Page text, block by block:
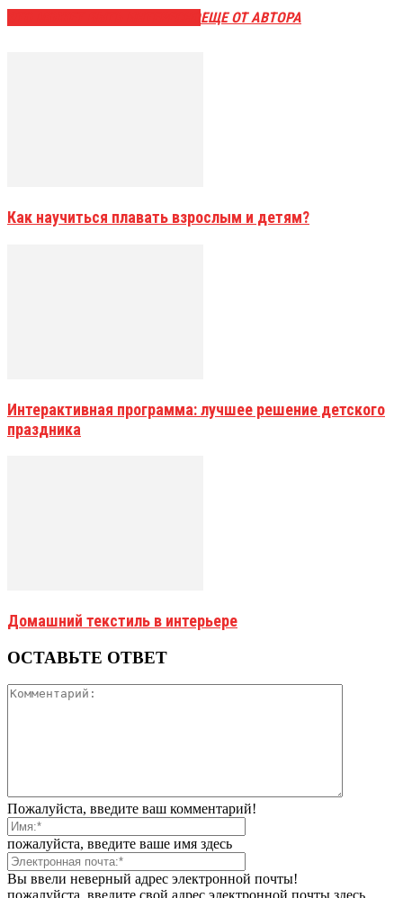
ЕЩЕ ОТ АВТОРА
Как научиться плавать взрослым и детям?
Интерактивная программа: лучшее решение детского
праздника
Домашний текстиль в интерьере
ОСТАВЬТЕ ОТВЕТ
Пожалуйста, введите ваш комментарий!
пожалуйста, введите ваше имя здесь
Вы ввели неверный адрес электронной почты!